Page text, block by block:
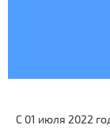
С 01 июля 2022